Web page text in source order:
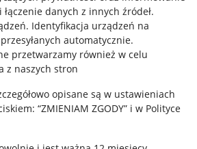
łączenie danych z innych źródeł.
. Identyfikacja urządzeń na
automatycznie.
przetwarzamy również w celu
z naszych stron
opisane są w ustawieniach
“ZMIENIAM ZGODY” i w Polityce
Cyfrowych